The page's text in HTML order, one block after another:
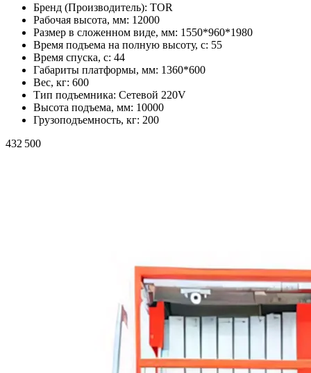
Бренд (Производитель): TOR
Рабочая высота, мм: 12000
Размер в сложенном виде, мм: 1550*960*1980
Время подъема на полную высоту, с: 55
Время спуска, с: 44
Габариты платформы, мм: 1360*600
Вес, кг: 600
Тип подъемника: Сетевой 220V
Высота подъема, мм: 10000
Грузоподъемность, кг: 200
432 500